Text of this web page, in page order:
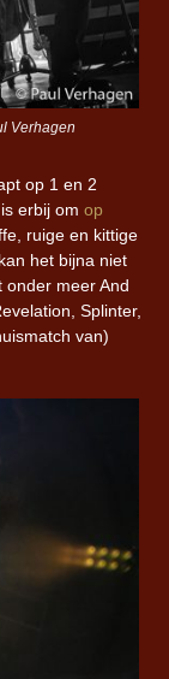
Verhagen
op 1 en 2
erbij om op
ruige en kittige
het bijna niet
onder meer And
Splinter,
van)